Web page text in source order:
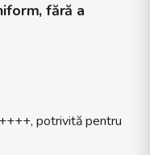
fără a
potrivită pentru